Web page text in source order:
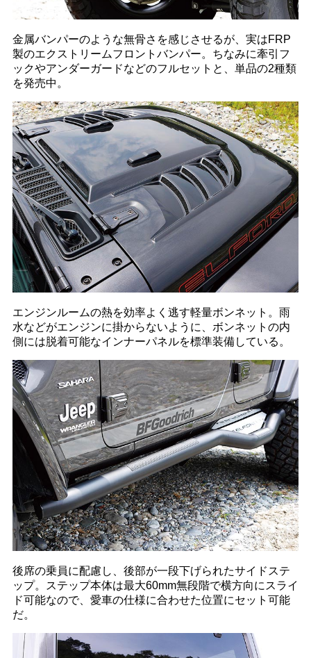
金属バンパーのような無骨さを感じさせるが、実はFRP
製のエクストリームフロントバンパー。ちなみに牽引フ
ックやアンダーガードなどのフルセットと、単品の2種類
を発売中。
エンジンルームの熱を効率よく逃す軽量ボンネット。雨
水などがエンジンに掛からないように、ボンネットの内
側には脱着可能なインナーパネルを標準装備している。
後席の乗員に配慮し、後部が一段下げられたサイドステ
ップ。ステップ本体は最大60mm無段階で横方向にスライ
ド可能なので、愛車の仕様に合わせた位置にセット可能
だ。